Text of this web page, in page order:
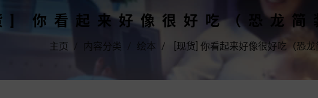
] 你看起来好像很好吃（恐龙简
主页 内容分类 绘本 [现货] 你看起来好像很好吃（恐龙